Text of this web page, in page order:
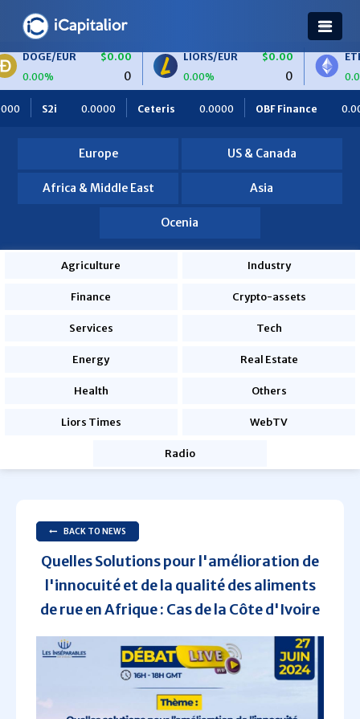
$0.00
LIORS/EUR
0.00%
$0.00
ETH/BTC
0.00%
Ceteris 0.0000 OBF Finance 0.0000 Africa Foodies
Europe US & Canada
Africa & Middle East Asia
Ocenia
Agriculture Industry
Finance Crypto-assets
Services Tech
Energy Real Estate
Health Others
Liors Times WebTV
Radio
BACK TO NEWS
Quelles Solutions pour l'amélioration de
l'innocuité et de la qualité des aliments
de rue en Afrique : Cas de la Côte d'Ivoire